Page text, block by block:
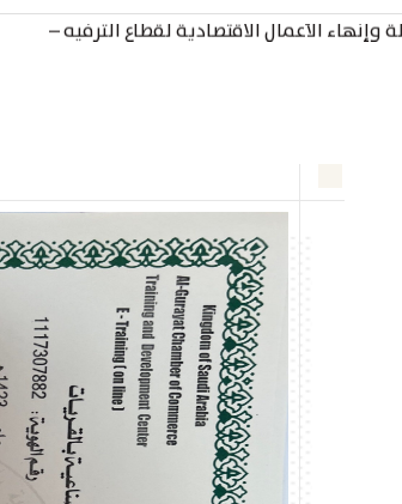
القسم النسائى
الأعمال الاقتصادية لقطاع الترفيه –